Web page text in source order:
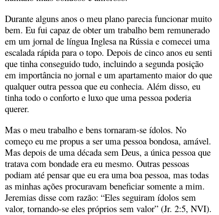
Durante alguns anos o meu plano parecia funcionar muito
bem. Eu fui capaz de obter um trabalho bem remunerado
em um jornal de língua Inglesa na Rússia e comecei uma
escalada rápida para o topo. Depois de cinco anos eu senti
que tinha conseguido tudo, incluindo a segunda posição
em importância no jornal e um apartamento maior do que
qualquer outra pessoa que eu conhecia. Além disso, eu
tinha todo o conforto e luxo que uma pessoa poderia
querer.
Mas o meu trabalho e bens tornaram-se ídolos. No
começo eu me propus a ser uma pessoa bondosa, amável.
Mas depois de uma década sem Deus, a única pessoa que
tratava com bondade era eu mesmo. Outras pessoas
podiam até pensar que eu era uma boa pessoa, mas todas
as minhas ações procuravam beneficiar somente a mim.
Jeremias disse com razão: “Eles seguiram ídolos sem
valor, tornando-se eles próprios sem valor” (Jr. 2:5, NVI).